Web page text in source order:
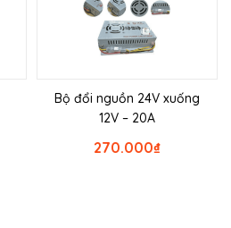
Bộ đổi nguồn 24V xuống
12V – 20A
₫
270.000